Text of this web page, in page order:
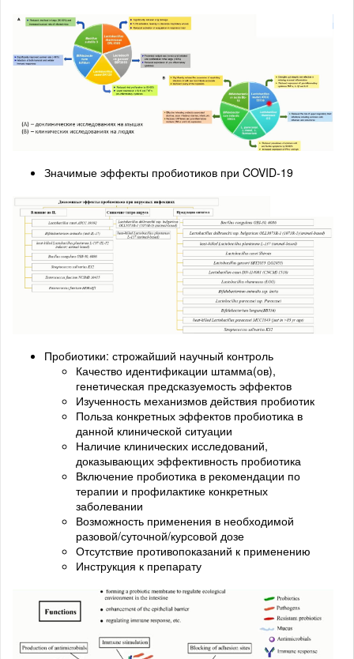
Значимые эффекты пробиотиков при COVID-19
Пробиотики: строжайший научный контроль
Качество идентификации штамма(ов),
генетическая предсказуемость эффектов
Изученность механизмов действия пробиотик
Польза конкретных эффектов пробиотика в
данной клинической ситуации
Наличие клинических исследований,
доказывающих эффективность пробиотика
Включение пробиотика в рекомендации по
терапии и профилактике конкретных
заболевании
Возможность применения в необходимой
разовой/суточной/курсовой дозе
Отсутствие противопоказаний к применению
Инструкция к препарату